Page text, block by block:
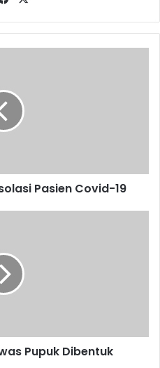
Pasien Covid-19
Pupuk Dibentuk